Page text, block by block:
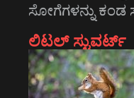
ಸೋಗೆಗಳನ್ನು ಕಂಡ
ಲಿಟಲ್ ಸ್ಟುವರ್ಟ್